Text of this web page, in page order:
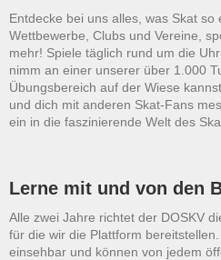
Entdecke bei uns alles, was Skat so
Wettbewerbe, Clubs und Vereine,
mehr! Spiele täglich rund um die
nimm an einer unserer über 1.000
Übungsbereich auf der Wiese
und dich mit anderen Skat-Fans
ein in die faszinierende Welt des
Lerne mit und von den
Alle zwei Jahre richtet der DOSKV
für die wir die Plattform
einsehbar und können von jedem